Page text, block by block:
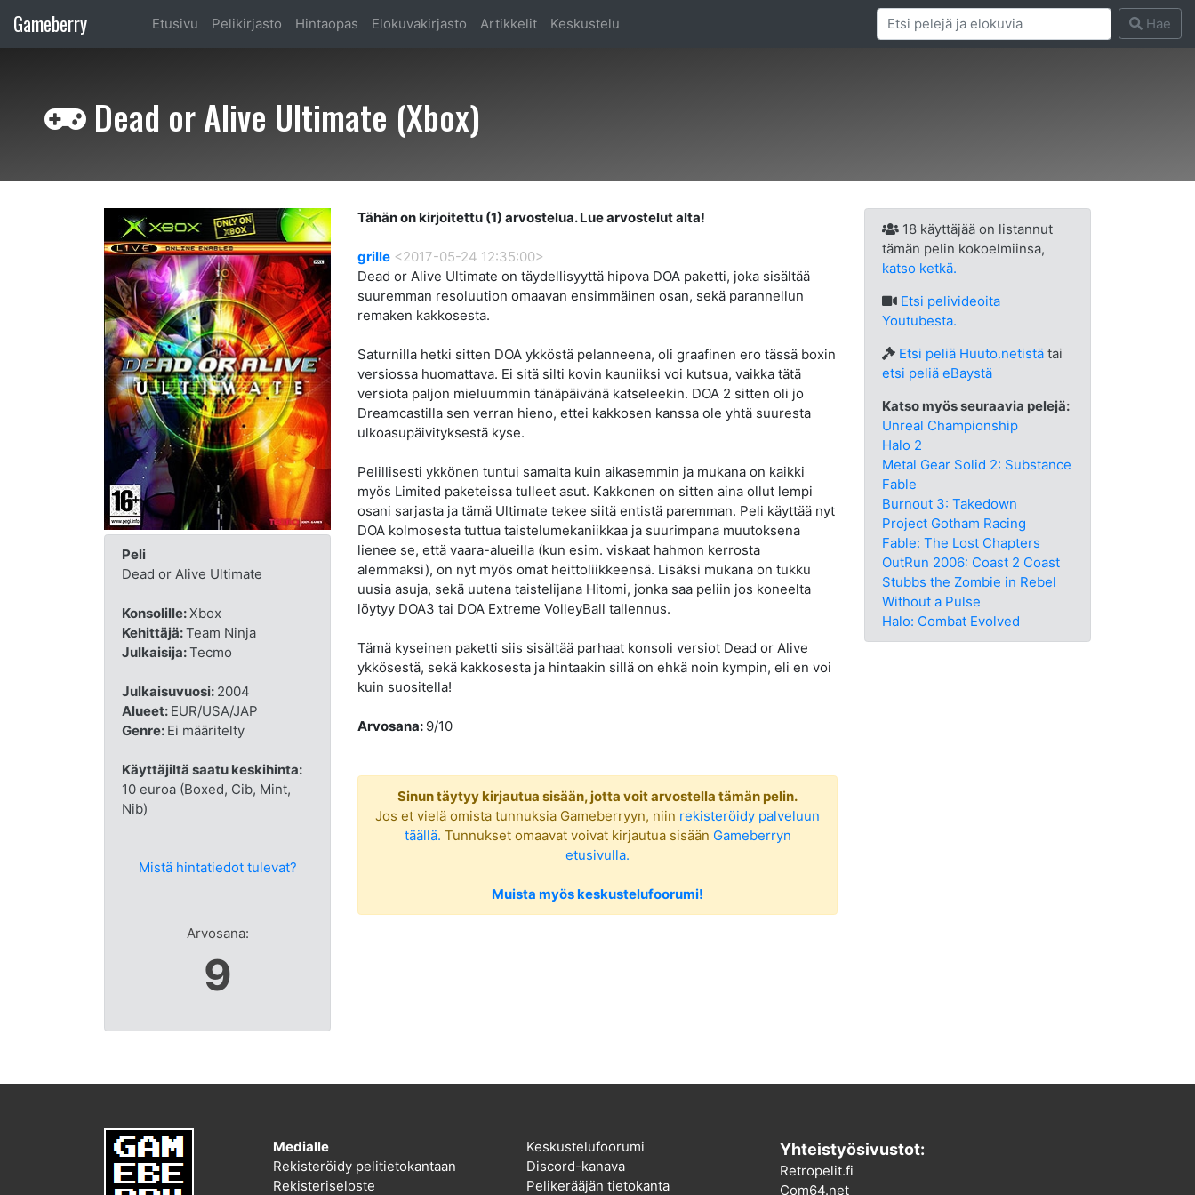
Gameberry Etusivu Pelikirjasto Hintaopas Elokuvakirjasto Artikkelit Keskustelu Hae
Dead or Alive Ultimate (Xbox)
Peli
Dead or Alive Ultimate
Konsolille:Xbox
Kehittäjä:Team Ninja
Julkaisija:Tecmo
Julkaisuvuosi: 2004
Alueet: EUR/USA/JAP
Genre: Ei määritelty
Käyttäjiltä saatu keskihinta:
10 euroa (Boxed, Cib, Mint,
Nib)
Mistä hintatiedot tulevat?
Arvosana:
9
Tähän on kirjoitettu (1) arvostelua. Lue arvostelut alta!
grille <2017-05-24 12:35:00>
Dead or Alive Ultimate on täydellisyyttä hipova DOA paketti, joka sisältää
suuremman resoluution omaavan ensimmäinen osan, sekä parannellun
remaken kakkosesta.
Saturnilla hetki sitten DOA ykköstä pelanneena, oli graafinen ero tässä boxin
versiossa huomattava. Ei sitä silti kovin kauniiksi voi kutsua, vaikka tätä
versiota paljon mieluummin tänäpäivänä katseleekin. DOA 2 sitten oli jo
Dreamcastilla sen verran hieno, ettei kakkosen kanssa ole yhtä suuresta
ulkoasupäivityksestä kyse.
Pelillisesti ykkönen tuntui samalta kuin aikasemmin ja mukana on kaikki
myös Limited paketeissa tulleet asut. Kakkonen on sitten aina ollut lempi
osani sarjasta ja tämä Ultimate tekee siitä entistä paremman. Peli käyttää nyt
DOA kolmosesta tuttua taistelumekaniikkaa ja suurimpana muutoksena
lienee se, että vaara-alueilla (kun esim. viskaat hahmon kerrosta
alemmaksi), on nyt myös omat heittoliikkeensä. Lisäksi mukana on tukku
uusia asuja, sekä uutena taistelijana Hitomi, jonka saa peliin jos koneelta
löytyy DOA3 tai DOA Extreme VolleyBall tallennus.
Tämä kyseinen paketti siis sisältää parhaat konsoli versiot Dead or Alive
ykkösestä, sekä kakkosesta ja hintaakin sillä on ehkä noin kympin, eli en voi
kuin suositella!
Arvosana: 9/10
Sinun täytyy kirjautua sisään, jotta voit arvostella tämän pelin.
Jos et vielä omista tunnuksia Gameberryyn, niin rekisteröidy palveluun
täällä. Tunnukset omaavat voivat kirjautua sisään Gameberryn
etusivulla.
Muista myös keskustelufoorumi!
18 käyttäjää on listannut
tämän pelin kokoelmiinsa,
katso ketkä.
Etsi pelivideoita
Youtubesta.
Etsi peliä Huuto.netistätai
etsi peliä eBaystä
Katso myös seuraavia pelejä:
Unreal Championship
Halo 2
Metal Gear Solid 2: Substance
Fable
Burnout 3: Takedown
Project Gotham Racing
Fable: The Lost Chapters
OutRun 2006: Coast 2 Coast
Stubbs the Zombie in Rebel
Without a Pulse
Halo: Combat Evolved
Medialle
Rekisteröidy pelitietokantaan
Rekisteriseloste
Keskustelufoorumi
Discord-kanava
Pelikerääjän tietokanta
Yhteistyösivustot:
Retropelit.fi
Com64.net